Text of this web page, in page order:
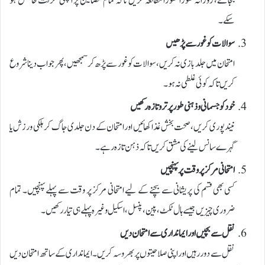
سکے۔
سوالات کو غور سے پڑھیں
امتحان میں جلد بازی نہ کریں، سوالات کو غور سے پڑھ کر سمجھیں، پھر جواب دینا شروع
کریں تاکہ کوئی غلطی نہ ہو۔
خود کو جسمانی و ذہنی طور پر تروتازہ رکھیں
نیند پوری کریں، صحت بخش غذا کھائیں اور امتحان کے دن جلدی جاگ کر ہلکی ورزش یا
گہرے سانس لینے کی مشق کریں تاکہ ذہن تازہ رہے۔
امتحانی مرکز پر وقت پر پہنچیں
کسی بھی قسم کی پریشانی سے بچنے کے لیے امتحانی مرکز پر وقت سے پہلے پہنچیں۔ تمام
ضروری چیزیں جیسے ہال ٹکٹ، پین، پنسل، اسکیل وغیرہ پہلے ہی تیار رکھیں۔
نقل سے بچیں اور ایمانداری سے امتحان دیں
نقل سے دور رہیں اور اپنی صلاحیتوں پر بھروسہ کریں۔ ایمانداری کے ساتھ امتحان دیں